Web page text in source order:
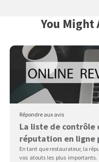
You Might
Répondre aux avis
La liste de contrôle
réputation en ligne
En tant que restaurateur, la
vos atouts les plus